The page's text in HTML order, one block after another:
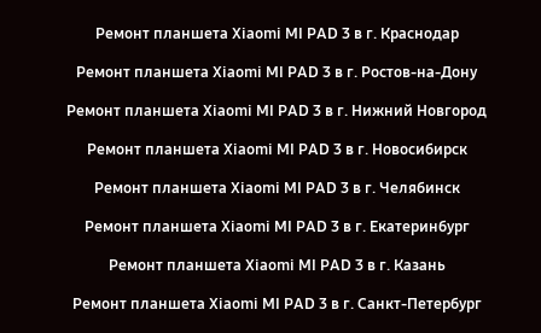
Ремонт планшета Xiaomi MI PAD 3 в г. Краснодар
Ремонт планшета Xiaomi MI PAD 3 в г. Ростов-на-Дону
Ремонт планшета Xiaomi MI PAD 3 в г. Нижний Новгород
Ремонт планшета Xiaomi MI PAD 3 в г. Новосибирск
Ремонт планшета Xiaomi MI PAD 3 в г. Челябинск
Ремонт планшета Xiaomi MI PAD 3 в г. Екатеринбург
Ремонт планшета Xiaomi MI PAD 3 в г. Казань
Ремонт планшета Xiaomi MI PAD 3 в г. Санкт-Петербург